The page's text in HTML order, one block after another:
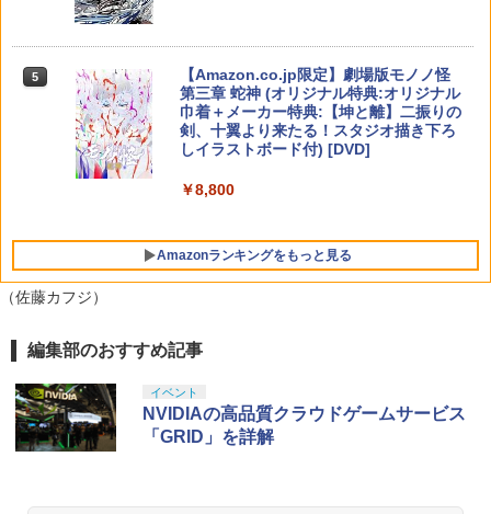
オービタルズ Orbitals
￥6,281
【特典】クライムライト／CRYMELIGH
T PS5版(【予約外付特典】DLC2種セ
ット（アクセサリー「涙の理念」、アク
￥10,737
5
【Amazon.co.jp限定】劇場版モノノ怪
第三章 蛇神 (オリジナル特典:オリジナル
巾着＋メーカー特典:【坤と離】二振りの
剣、十翼より来たる！スタジオ描き下ろ
しイラストボード付) [DVD]
￥8,800
Amazonランキングをもっと見る
（佐藤カフジ）
編集部のおすすめ記事
イベント
NVIDIAの高品質クラウドゲームサービス
「GRID」を詳解